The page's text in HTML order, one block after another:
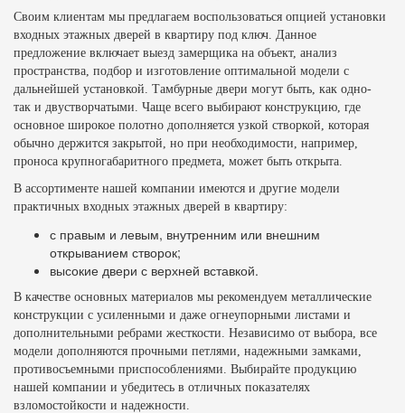
Своим клиентам мы предлагаем воспользоваться опцией установки
входных этажных дверей в квартиру под ключ. Данное
предложение включает выезд замерщика на объект, анализ
пространства, подбор и изготовление оптимальной модели с
дальнейшей установкой. Тамбурные двери могут быть, как одно-
так и двустворчатыми. Чаще всего выбирают конструкцию, где
основное широкое полотно дополняется узкой створкой, которая
обычно держится закрытой, но при необходимости, например,
проноса крупногабаритного предмета, может быть открыта.
В ассортименте нашей компании имеются и другие модели
практичных входных этажных дверей в квартиру:
с правым и левым, внутренним или внешним
открыванием створок;
высокие двери с верхней вставкой.
В качестве основных материалов мы рекомендуем металлические
конструкции с усиленными и даже огнеупорными листами и
дополнительными ребрами жесткости. Независимо от выбора, все
модели дополняются прочными петлями, надежными замками,
противосъемными приспособлениями. Выбирайте продукцию
нашей компании и убедитесь в отличных показателях
взломостойкости и надежности.